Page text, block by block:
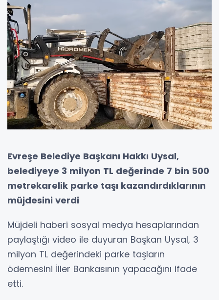
Evreşe Belediye Başkanı Hakkı Uysal,
belediyeye 3 milyon TL değerinde 7 bin 500
metrekarelik parke taşı kazandırdıklarının
müjdesini verdi
Müjdeli haberi sosyal medya hesaplarından
paylaştığı video ile duyuran Başkan Uysal, 3
milyon TL değerindeki parke taşların
ödemesini İller Bankasının yapacağını ifade
etti.